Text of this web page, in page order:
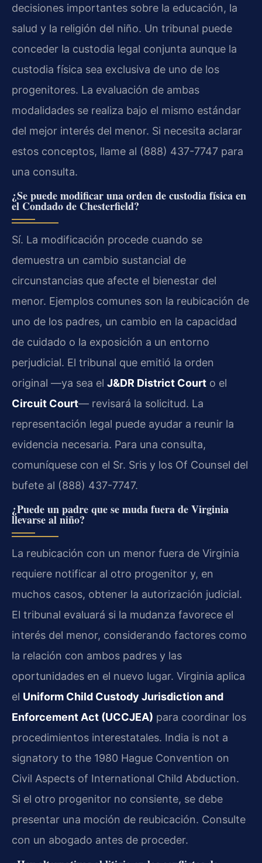
decisiones importantes sobre la educación, la
salud y la religión del niño. Un tribunal puede
conceder la custodia legal conjunta aunque la
custodia física sea exclusiva de uno de los
progenitores. La evaluación de ambas
modalidades se realiza bajo el mismo estándar
del mejor interés del menor. Si necesita aclarar
estos conceptos, llame al (888) 437-7747 para
una consulta.
¿Se puede modificar una orden de custodia física en
el Condado de Chesterfield?
Sí. La modificación procede cuando se
demuestra un cambio sustancial de
circunstancias que afecte el bienestar del
menor. Ejemplos comunes son la reubicación de
uno de los padres, un cambio en la capacidad
de cuidado o la exposición a un entorno
perjudicial. El tribunal que emitió la orden
original —ya sea el J&DR District Court o el
Circuit Court— revisará la solicitud. La
representación legal puede ayudar a reunir la
evidencia necesaria. Para una consulta,
comuníquese con el Sr. Sris y los Of Counsel del
bufete al (888) 437-7747.
¿Puede un padre que se muda fuera de Virginia
llevarse al niño?
La reubicación con un menor fuera de Virginia
requiere notificar al otro progenitor y, en
muchos casos, obtener la autorización judicial.
El tribunal evaluará si la mudanza favorece el
interés del menor, considerando factores como
la relación con ambos padres y las
oportunidades en el nuevo lugar. Virginia aplica
el Uniform Child Custody Jurisdiction and
Enforcement Act (UCCJEA) para coordinar los
procedimientos interestatales. India is not a
signatory to the 1980 Hague Convention on
Civil Aspects of International Child Abduction.
Si el otro progenitor no consiente, se debe
presentar una moción de reubicación. Consulte
con un abogado antes de proceder.